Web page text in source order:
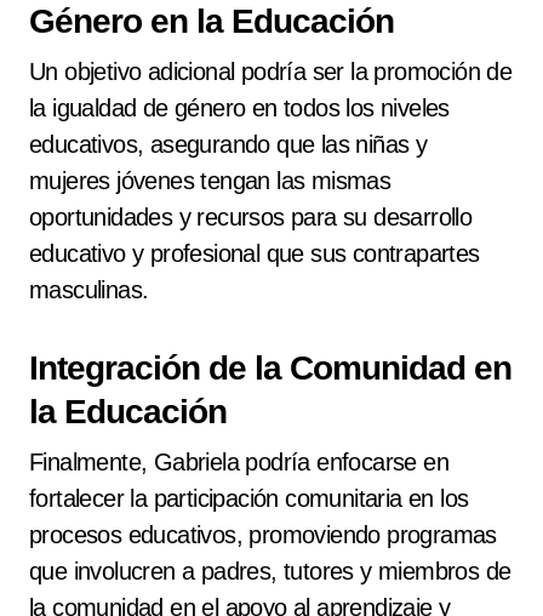
Género en la Educación
Un objetivo adicional podría ser la promoción de
la igualdad de género en todos los niveles
educativos, asegurando que las niñas y
mujeres jóvenes tengan las mismas
oportunidades y recursos para su desarrollo
educativo y profesional que sus contrapartes
masculinas.
Integración de la Comunidad en
la Educación
Finalmente, Gabriela podría enfocarse en
fortalecer la participación comunitaria en los
procesos educativos, promoviendo programas
que involucren a padres, tutores y miembros de
la comunidad en el apoyo al aprendizaje y